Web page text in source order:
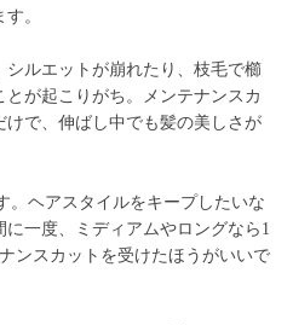
。
ルエットが崩れたり、枝毛で櫛
が起こりがち。メンテナンスカ
けで、伸ばし中でも髪の美しさが
。ヘアスタイルをキープしたいな
に一度、ミディアムやロングなら1
ンスカットを受けたほうがいいで